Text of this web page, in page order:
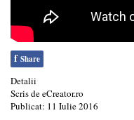
f Share
Detalii
Scris deeCreator.ro
Publicat: 11 Iulie 2016